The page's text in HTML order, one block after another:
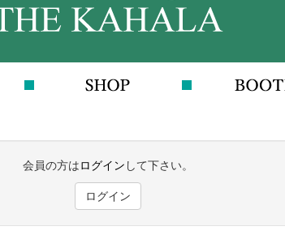
会員の方はログイン して下さい。
ログイン